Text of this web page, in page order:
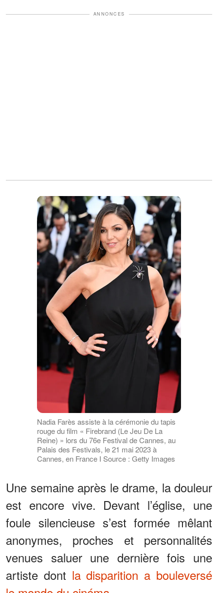
ANNONCES
Nadia Farès assiste à la cérémonie du tapis
rouge du film « Firebrand (Le Jeu De La
Reine) » lors du 76e Festival de Cannes, au
Palais des Festivals, le 21 mai 2023 à
Cannes, en France I Source : Getty Images
Une semaine après le drame, la douleur
est encore vive. Devant l’église, une
foule silencieuse s’est formée mêlant
anonymes, proches et personnalités
venues saluer une dernière fois une
artiste dont la disparition a bouleversé